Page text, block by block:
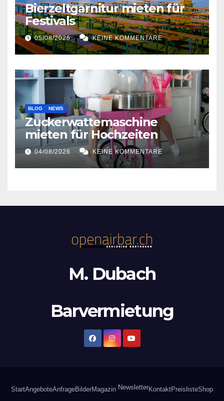
Bierzeltgarnitur mieten für
Festivals
05/08/2026 KEINE KOMMENTARE
BLOG NEWS
Zuckerwattemaschine
mieten für Hochzeiten
04/08/2026 KEINE KOMMENTARE
M. Dubach
Barvermietung
StartAngeboteAnfrageBilderMagazin NewsletterKontaktPreislisteShop